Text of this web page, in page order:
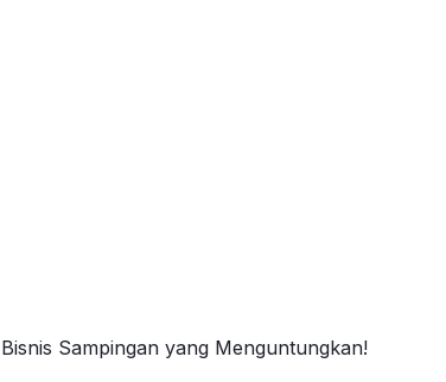
Sampingan yang Menguntungkan!